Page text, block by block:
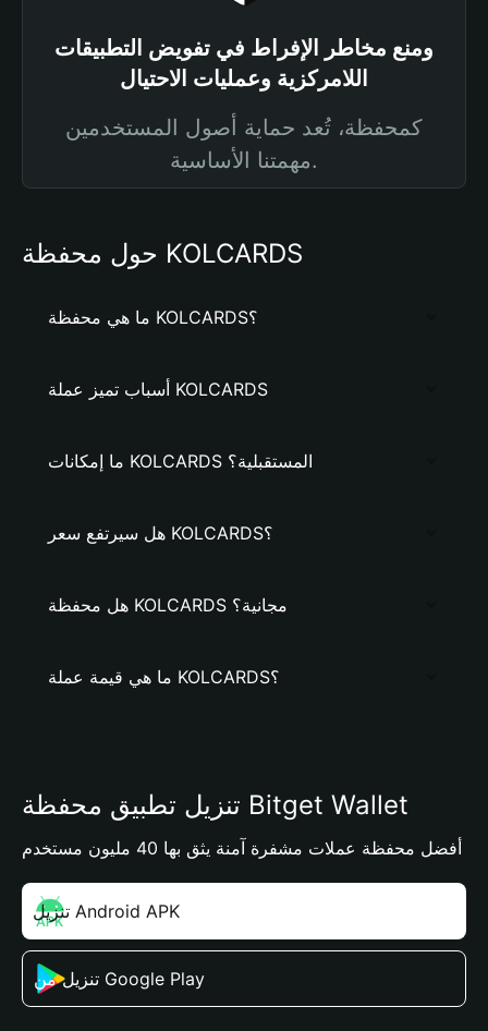
ومنع مخاطر الإفراط في تفويض التطبيقات
اللامركزية وعمليات الاحتيال
كمحفظة، تُعد حماية أصول المستخدمين
مهمتنا الأساسية.
حول محفظة KOLCARDS
ما هي محفظة KOLCARDS؟
أسباب تميز عملة KOLCARDS
ما إمكانات KOLCARDS المستقبلية؟
هل سيرتفع سعر KOLCARDS؟
هل محفظة KOLCARDS مجانية؟
ما هي قيمة عملة KOLCARDS؟
تنزيل تطبيق محفظة Bitget Wallet
أفضل محفظة عملات مشفرة آمنة يثق بها 40 مليون مستخدم
تنزيل Android APK
تنزيل من Google Play